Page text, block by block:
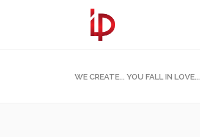
WE CREATE... YOU FALL IN LOVE...